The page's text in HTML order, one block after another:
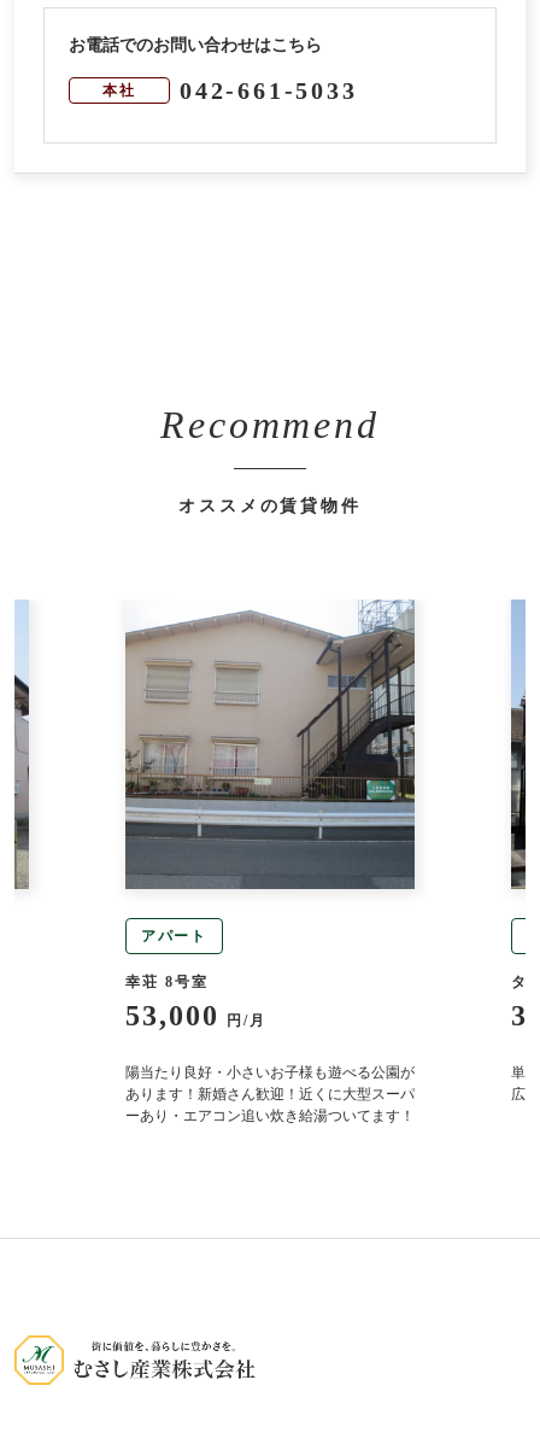
お電話でのお問い合わせはこちら
本社 042-661-5033
Recommend
オススメの賃貸物件
アパート
幸荘 8号室
53,000 円/月
陽当たり良好・小さいお子様も遊べる公園が
あります！新婚さん歓迎！近くに大型スーパ
ーあり・エアコン追い炊き給湯ついてます！
タ
単
広